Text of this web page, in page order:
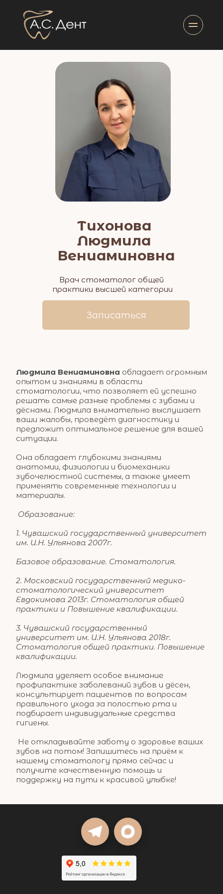
Тихонова
Людмила
Вениаминовна
Врач стоматолог общей
практики высшей категории
Записаться
Людмила Вениаминовна обладает огромным
опытом и знаниями в области
стоматологии, что позволяет ей успешно
решать самые разные проблемы с зубами и
дёснами. Людмила внимательно выслушает
ваши жалобы, проведёт диагностику и
предложит оптимальное решение для вашей
ситуации.
Она обладает глубокими знаниями
анатомии, физиологии и биомеханики
зубочелюстной системы, а также умеет
применять современные технологии и
материалы.
Образование:
1. Чувашский государственный университет
им. И.Н. Ульянова 2007г.
Базовое образование. Стоматология.
2. Московский государственный медико-
стоматологический университет
Евдокимова 2013г. Стоматология общей
практики и Повышение квалификации.
3. Чувашский государственный
университет им. И.Н. Ульянова 2018г.
Стоматология общей практики. Повышение
квалификации.
Людмила уделяет особое внимание
профилактике заболеваний зубов и дёсен,
консультирует пациентов по вопросам
правильного ухода за полостью рта и
подбирает индивидуальные средства
гигиены.
зубов на потом! Запишитесь на приём к
нашему стоматологу прямо сейчас и
получите качественную помощь и
поддержку на пути к красивой улыбке!